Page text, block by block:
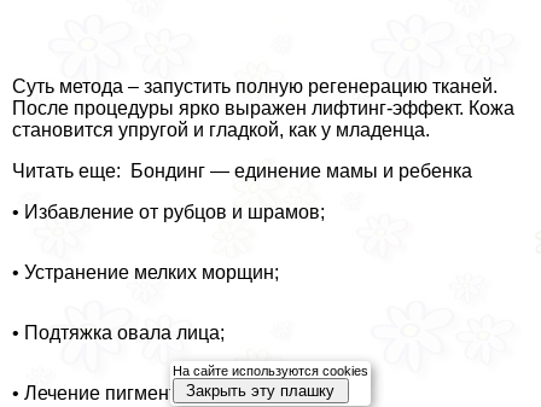
Суть метода – запустить полную регенерацию тканей.
После процедуры ярко выражен лифтинг-эффект. Кожа
становится упругой и гладкой, как у младенца.
Читать еще: Бондинг — единение мамы и ребенка
• Избавление от рубцов и шрамов;
• Устранение мелких морщин;
• Подтяжка овала лица;
• Лечение пигментных пятен;
На сайте используются cookies
Закрыть эту плашку